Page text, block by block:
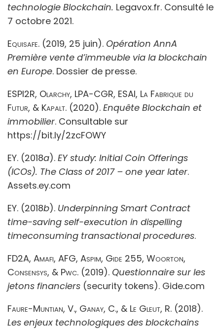
technologie Blockchain. Legavox.fr. Consulté le
7 octobre 2021.
Equisafe. (2019, 25 juin). Opération AnnA
Première vente d’immeuble via la blockchain
en Europe. Dossier de presse.
ESPI2R, Olarchy, LPA-CGR, ESAI, La Fabrique du
Futur, & Kapalt. (2020). Enquête Blockchain et
immobilier. Consultable sur
https://bit.ly/2zcFOWY
EY. (2018a). EY study: Initial Coin Offerings
(ICOs). The Class of 2017 – one year later.
Assets.ey.com
EY. (2018b). Underpinning Smart Contract
time-saving self-execution in dispelling
timeconsuming transactional procedures.
FD2A, Amafi, AFG, Aspim, Gide 255, Woorton,
Consensys, & Pwc. (2019). Questionnaire sur les
jetons financiers (security tokens). Gide.com
Faure-Muntian, V., Ganay, C., & Le Gleut, R. (2018).
Les enjeux technologiques des blockchains